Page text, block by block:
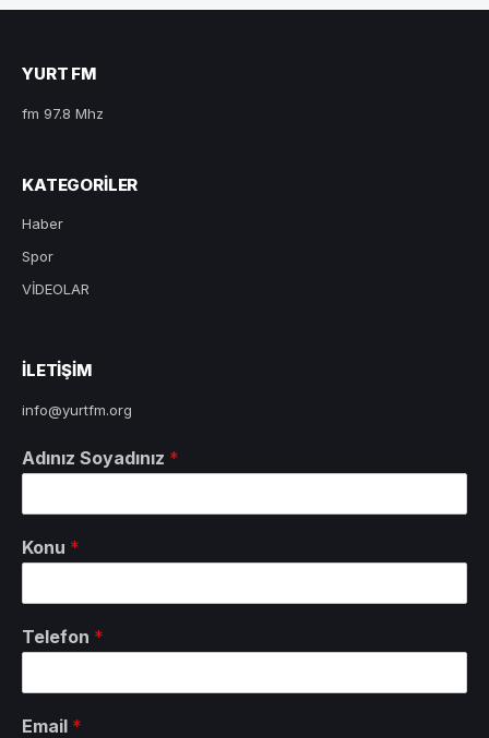
YURT FM
fm 97.8 Mhz
KATEGORILER
Haber
Spor
VİDEOLAR
ILETIŞIM
info@yurtfm.org
Adınız Soyadınız *
Konu *
Telefon *
Email *